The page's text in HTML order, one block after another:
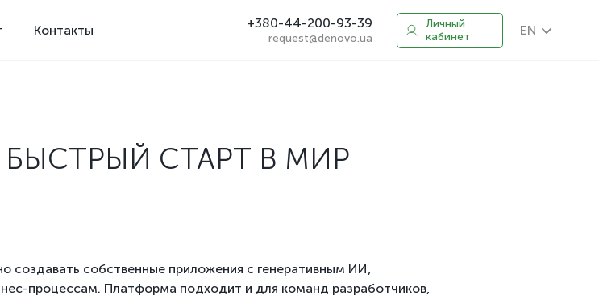
Контакты +380-44-200-93-39
request@denovo.ua
Личный
кабинет
EN
СТАРТ В МИР
создавать собственные приложения с генеративным ИИ,
процессам. Платформа подходит и для команд разработчиков,